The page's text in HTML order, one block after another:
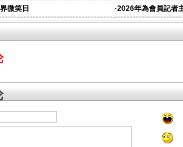
微笑日 ·2026年為會員記者